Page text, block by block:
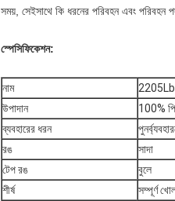
সময়, সেইসাথে কি ধরনের পরিবহন এবং পরিবহন
স্পেসিফিকেশন:
নাম
2205Lb
উপাদান
100%
ব্যবহারের ধরন
রঙ
সাদা
টেপ রঙ
বুলে
শীর্ষ
সম্পূর্ণ